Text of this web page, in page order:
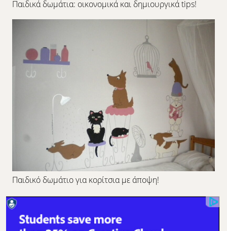
Παιδικά δωμάτια: οικονομικά και δημιουργικά tips!
Παιδικό δωμάτιο για κορίτσια με άποψη!